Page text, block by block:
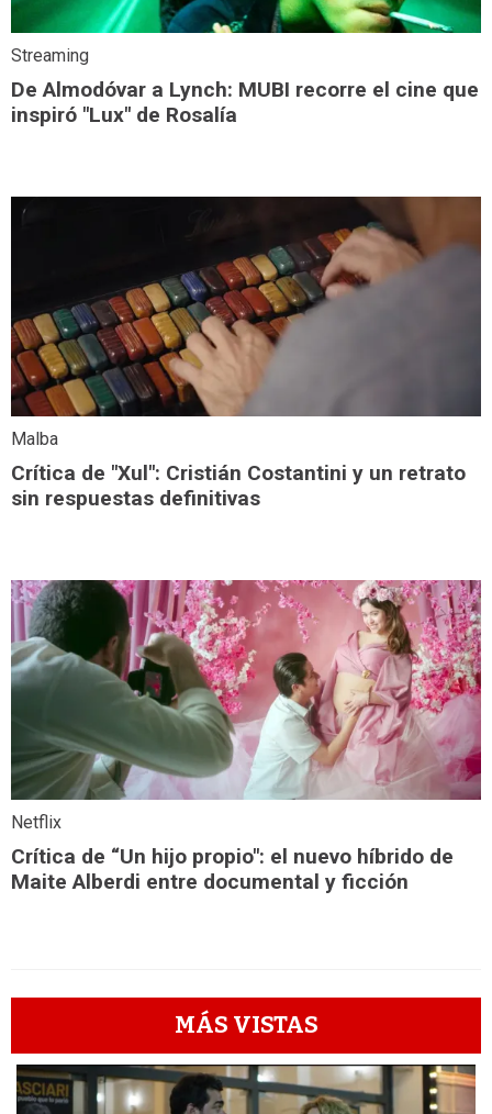
Streaming
De Almodóvar a Lynch: MUBI recorre el cine que
inspiró "Lux" de Rosalía
Malba
Crítica de "Xul": Cristián Costantini y un retrato
sin respuestas definitivas
Netflix
Crítica de “Un hijo propio": el nuevo híbrido de
Maite Alberdi entre documental y ficción
MÁS VISTAS
1